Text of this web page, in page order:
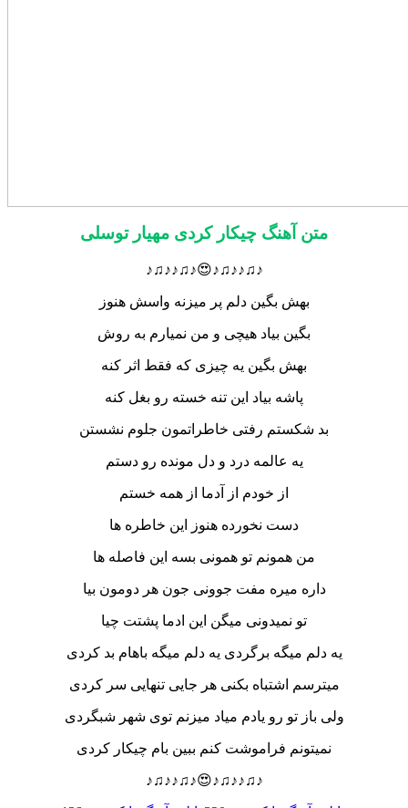
متن آهنگ چیکار کردی مهیار توسلی
♪♫♪♪♫♪😍♪♫♪♪♫♪
بهش بگین دلم پر میزنه واسش هنوز
بگین بیاد هیچی و من نمیارم به روش
بهش بگین یه چیزی که فقط اثر کنه
پاشه بیاد این تنه خسته رو بغل کنه
بد شکستم رفتی خاطراتمون جلوم نشستن
یه عالمه درد و دل مونده رو دستم
از خودم از آدما از همه خستم
دست نخورده هنوز این خاطره ها
من همونم تو همونی بسه این فاصله ها
داره میره مفت جوونی جون هر دومون بیا
تو نمیدونی میگن این ادما پشتت چیا
یه دلم میگه برگردی یه دلم میگه باهام بد کردی
میترسم اشتباه بکنی هر جایی تنهایی سر کردی
ولی باز تو رو یادم میاد میزنم توی شهر شبگردی
نمیتونم فراموشت کنم ببین بام چیکار کردی
♪♫♪♪♫♪😍♪♫♪♪♫♪